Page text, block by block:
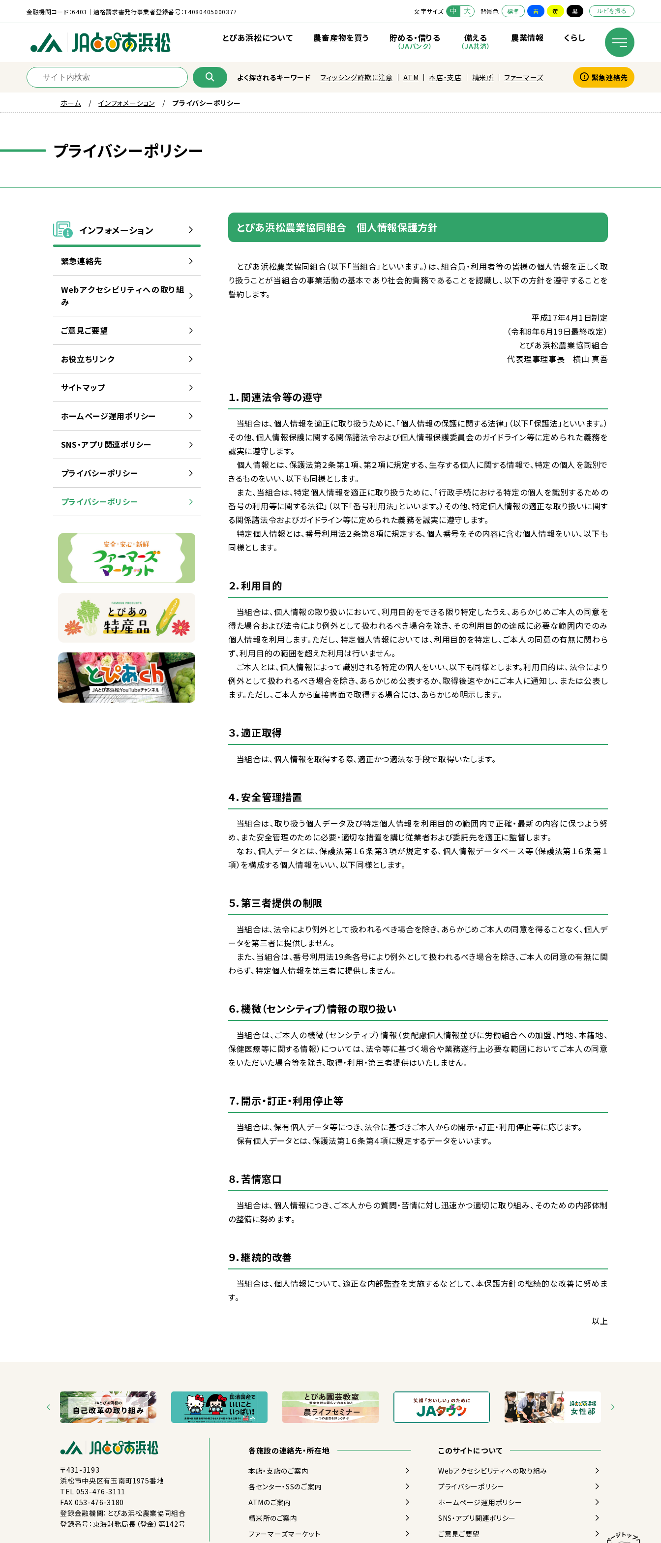
金融機関コード：6403｜適格請求書発行事業者登録番号：T4080405000377
とぴあ浜松について 農畜産物を買う 貯める・借りる
（JAバンク）
備える
（JA共済）
農業情報 くらし
文字サイズ 中 大 背景色 標準 青 黄 黒 ルビを振る
よく探されるキーワード フィッシング詐欺に注意 ATM 本店・支店 精米所 ファーマーズ 緊急連絡先
ホーム インフォメーション プライバシーポリシー
プライバシーポリシー
とぴあ浜松農業協同組合 個人情報保護方針
とぴあ浜松農業協同組合（以下「当組合」といいます。）は、組合員 ・利用者等の皆様の個人情報を正しく取
り扱うことが当組合の事業活動の基本であり社会的責務であることを認識し、 以下の方針を遵守することを
誓約します。
平成17年4月1 日制定
（令和8年6月19日最終改定）
とぴあ浜松農業協同組合
代表理事理事長 横山 真吾
１． 関連法令等の遵守
当組合は、個人情報を適正に取り扱うために、「個人情報の保護に関する法律」（以下「保護法」といいます。）
その他、個人情報保護に関する関係諸法令および個人情報保護委員会のガイドライン等に定められた義務を
誠実に遵守します。
個人情報とは、保護法第２条第１項、第２項に規定する、生存する個人に関する情報で、特定の個人を識別で
きるものをいい、以下も同様とします。
また、当組合は、特定個人情報を適正に取り扱うために、「行政手続における特定の個人を識別するための
番号の利用等に関する法律」（以下「番号利用法」といいます。）その他、特定個人情報の適正な取り扱いに関す
る関係諸法令およびガイドライン等に定められた義務を誠実に遵守します。
特定個人情報 とは、番号利用法２条第８項に規定する、個人番号をその内容に含む個人情報をいい、以下も
同様とします。
２．利用目的
当組合は、個人情報の取り扱いにおいて、利用目的をできる限り特定したうえ、あらかじめご本人の同意を
得た場合および法令により例外として扱われるべき場合を除き、その利用目的の達成に必要な範囲内でのみ
個人情報を利用します。ただし、 特定個人情報においては、利用目的を特定し、ご本人の同意の有無に関わら
ず、利用目的の範囲を超えた利用は行いません。
ご本人 とは、個人情報によって識別される特定の個人をいい、以下も同様とします。利用目的は、法令により
例外として扱われるべき場合を除き、あらかじめ公表するか、取得後速やかにご本人に通知し、または公表し
ます。ただし、ご本人から直接書面で取得する場合には、あらかじめ明示します。
３．適正取得
当組合は、個人情報を取得する際、適正かつ適法な手段で取得いたします。
４． 安全管理措置
当組合は、取り扱う個人データ及び特定個人情報を利用目的の範囲内で正確・最新の内容 に保つよう努
め、また安全管理のために必要・適切な措置を講じ従業者および委託先を適正に監督します。
なお、個人データとは、保護法第１６条第３項が規定する、 個人情報データベース等 （保護法第１６条第１
項）を構成する個人情報をいい、以下同様とします。
５．第三者提供の制限
当組合は、法令により例外として扱われるべき場合を除き、あらかじめご本人の同意を得ることなく、個人デ
ータを第三者に提供しません。
また、当組合は、番号利用法19条各号により例外として扱われるべき場合を除き、ご本人の同意の有無に関
わらず、特定個人情報を第三者に提供しません。
６．機微（センシティブ）情報の取り扱い
当組合は、ご本人の機微 （センシティブ） 情報 （要配慮個人情報並びに労働組合への加盟、門地、本籍地、
保健医療等に関する情報）については、法令等に基づく場合や業務遂行上必要な範囲においてご本人の同意
をいただいた場合等を除き、取得・利用・第三者提供はいたしません。
７． 開示・訂正・利用停止等
当組合は、保有個人データ等につき、法令に基づきご本人からの開示・訂正・利用停止等に応じます。
保有個人データとは、保護法第１６条第４項に規定するデータをいいます。
８． 苦情窓口
当組合は、個人情報につき、ご本人からの質問・苦情に対し迅速かつ適切に取り組み、そのための内部体制
の整備に努めます。
９．継続的改善
当組合は、個人情報について、適正な内部監査を実施するなどして、本保護方針の継続的な改善に努めま
す。
以上
インフォメーション
緊急連絡先
Webアクセシビリティへの取り組
み
ご意見ご要望
お役立ちリンク
サイトマップ
ホームページ運用ポリシー
SNS・アプリ関連ポリシー
プライバシーポリシー
プライバシーポリシー
〒431-3193
浜松市中央区有玉南町1975番地
TEL 053-476-3111
FAX 053-476-3180
登録金融機関：とぴあ浜松農業協同組合
登録番号 ： 東海財務局長 （登金） 第142号
各施設の連絡先・所在地
本店・支店のご案内
各センター・SSのご案内
ATMのご案内
精米所のご案内
ファーマーズマーケット
このサイトについて
Webアクセシビリティへの取り組み
プライバシーポリシー
ホームページ運用ポリシー
SNS・アプリ関連ポリシー
ご意見ご要望